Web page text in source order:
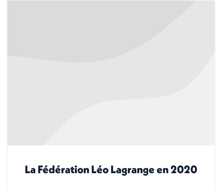
La Fédération Léo Lagrange en 2020